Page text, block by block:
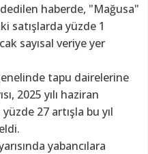
haberde, "Mağusa"
satışlarda yüzde 1
sayısal veriye yer
tapu dairelerine
2025 yılı haziran
27 artışla bu yıl
yabancılara